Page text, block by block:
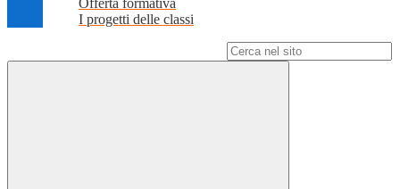
Offerta formativa
I progetti delle classi